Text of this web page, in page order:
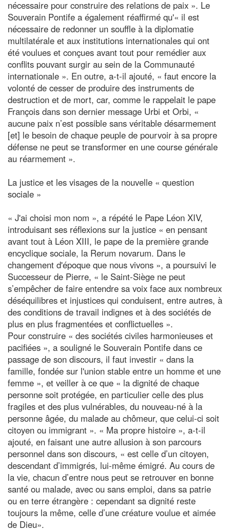
nécessaire pour construire des relations de paix ». Le
Souverain Pontife a également réaffirmé qu'« il est
nécessaire de redonner un souffle à la diplomatie
multilatérale et aux institutions internationales qui ont
été voulues et conçues avant tout pour remédier aux
conflits pouvant surgir au sein de la Communauté
internationale ». En outre, a-t-il ajouté, « faut encore la
volonté de cesser de produire des instruments de
destruction et de mort, car, comme le rappelait le pape
François dans son dernier message Urbi et Orbi, «
aucune paix n’est possible sans véritable désarmement
[et] le besoin de chaque peuple de pourvoir à sa propre
défense ne peut se transformer en une course générale
au réarmement ».
La justice et les visages de la nouvelle « question
sociale »
« J'ai choisi mon nom », a répété le Pape Léon XIV,
introduisant ses réflexions sur la justice « en pensant
avant tout à Léon XIII, le pape de la première grande
encyclique sociale, la Rerum novarum. Dans le
changement d'époque que nous vivons », a poursuivi le
Successeur de Pierre, « le Saint-Siège ne peut
s’empêcher de faire entendre sa voix face aux nombreux
déséquilibres et injustices qui conduisent, entre autres, à
des conditions de travail indignes et à des sociétés de
plus en plus fragmentées et conflictuelles ».
Pour construire « des sociétés civiles harmonieuses et
pacifiées », a souligné le Souverain Pontife dans ce
passage de son discours, il faut investir « dans la
famille, fondée sur l'union stable entre un homme et une
femme », et veiller à ce que « la dignité de chaque
personne soit protégée, en particulier celle des plus
fragiles et des plus vulnérables, du nouveau-né à la
personne âgée, du malade au chômeur, que celui-ci soit
citoyen ou immigrant ». « Ma propre histoire », a-t-il
ajouté, en faisant une autre allusion à son parcours
personnel dans son discours, « est celle d’un citoyen,
descendant d’immigrés, lui-même émigré. Au cours de
la vie, chacun d’entre nous peut se retrouver en bonne
santé ou malade, avec ou sans emploi, dans sa patrie
ou en terre étrangère : cependant sa dignité reste
toujours la même, celle d’une créature voulue et aimée
de Dieu».